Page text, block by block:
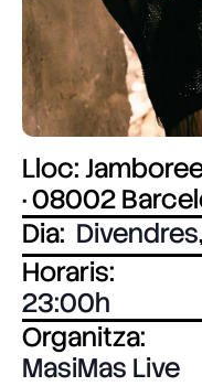
Lloc:
· 08002
Dia: Divendres,
Horaris:
23:00
Organitza:
MasiMas Live